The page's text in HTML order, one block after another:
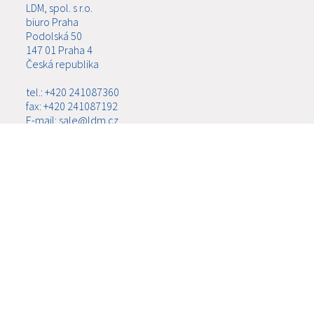
LDM, spol. s r.o.
biuro Praha
Podolská 50
147 01 Praha 4
Česká republika
tel.: +420 241087360
fax: +420 241087192
E-mail: sale@ldm.cz